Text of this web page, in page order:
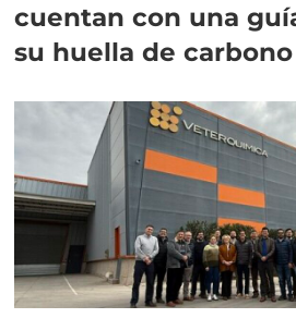
cuentan con una
su huella de carbono